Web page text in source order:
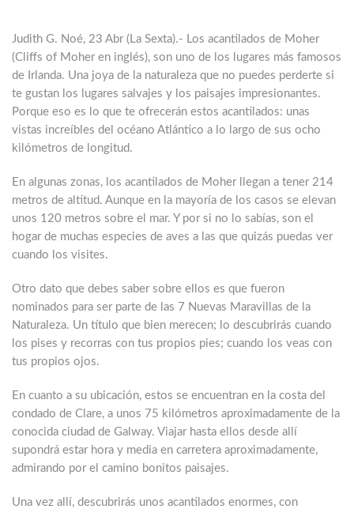
Judith G. Noé, 23 Abr (La Sexta).- Los acantilados de Moher
(Cliffs of Moher en inglés), son uno de los lugares más famosos
de Irlanda. Una joya de la naturaleza que no puedes perderte si
te gustan los lugares salvajes y los paisajes impresionantes.
Porque eso es lo que te ofrecerán estos acantilados: unas
vistas increíbles del océano Atlántico a lo largo de sus ocho
kilómetros de longitud.
En algunas zonas, los acantilados de Moher llegan a tener 214
metros de altitud. Aunque en la mayoría de los casos se elevan
unos 120 metros sobre el mar. Y por si no lo sabías, son el
hogar de muchas especies de aves a las que quizás puedas ver
cuando los visites.
Otro dato que debes saber sobre ellos es que fueron
nominados para ser parte de las 7 Nuevas Maravillas de la
Naturaleza. Un título que bien merecen; lo descubrirás cuando
los pises y recorras con tus propios pies; cuando los veas con
tus propios ojos.
En cuanto a su ubicación, estos se encuentran en la costa del
condado de Clare, a unos 75 kilómetros aproximadamente de la
conocida ciudad de Galway. Viajar hasta ellos desde allí
supondrá estar hora y media en carretera aproximadamente,
admirando por el camino bonitos paisajes.
Una vez allí, descubrirás unos acantilados enormes, con